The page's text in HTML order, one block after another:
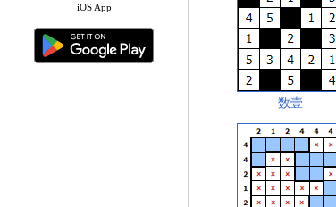
iOS App
数壹